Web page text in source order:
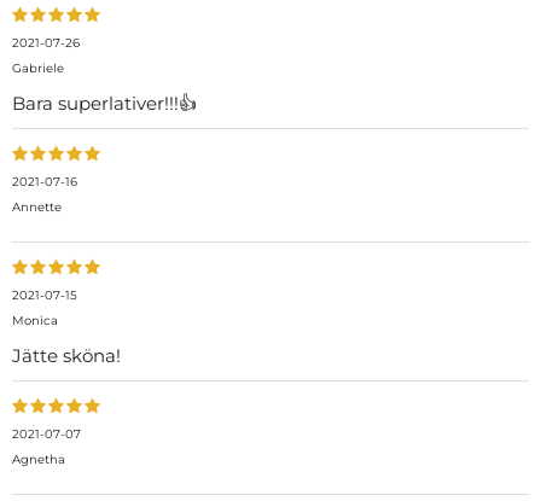
2021-07-26
Gabriele
Bara superlativer!!!👍
2021-07-16
Annette
2021-07-15
Monica
Jätte sköna!
2021-07-07
Agnetha